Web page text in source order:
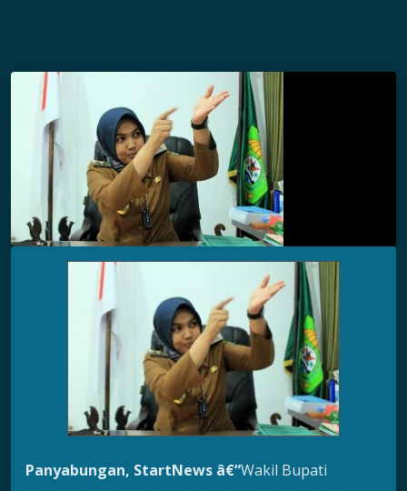
Panyabungan, StartNews â€“Wakil Bupati